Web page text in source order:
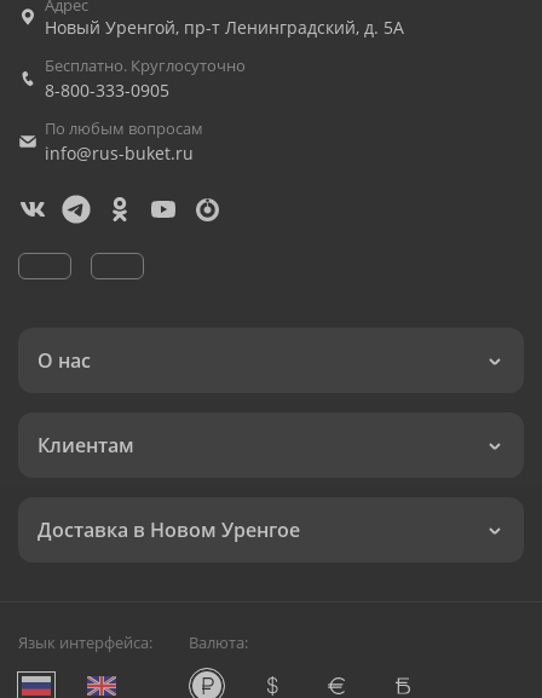
Адрес
Новый Уренгой, пр-т Ленинградский, д. 5А
Бесплатно. Круглосуточно
8-800-333-0905
По любым вопросам
info@rus-buket.ru
О нас
Клиентам
Доставка в Новом Уренгое
Язык интерфейса: Валюта: